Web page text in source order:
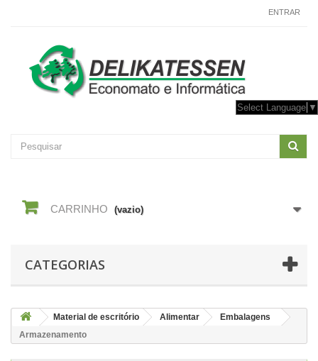
ENTRAR
Select Language ▼
CARRINHO (vazio)
CATEGORIAS
Material de escritório Alimentar
Embalagens
Armazenamento